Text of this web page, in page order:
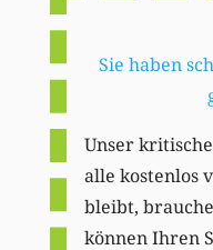
Sie haben
Unser
alle kostenlos
bleibt,
können Ihren